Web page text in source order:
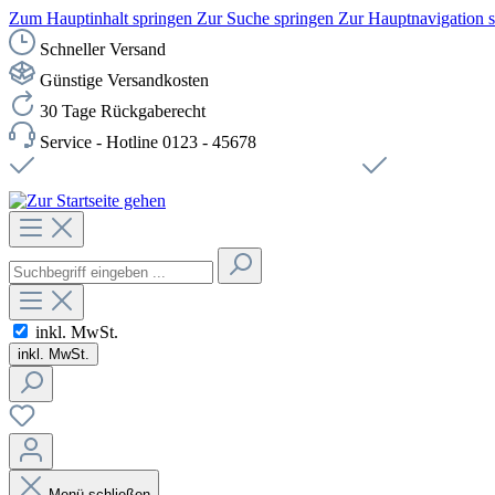
Zum Hauptinhalt springen Zur Suche springen Zur Hauptnavigation
Schneller Versand
Günstige Versandkosten
30 Tage Rückgaberecht
Service - Hotline 0123 - 45678
inkl. MwSt.
inkl. MwSt.